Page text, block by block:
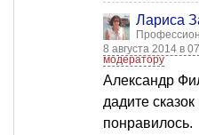
Лариса
8 августа 2014 в
модератору
Александр
дадите
понравилось.